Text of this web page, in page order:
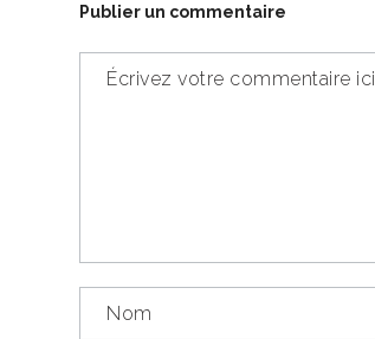
Publier un commentaire